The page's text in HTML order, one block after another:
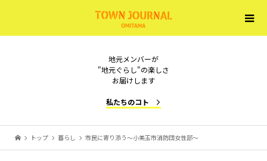
地元メンバーが
"地元ぐらし"の楽しさ
お届けします
私たちのコト
トップ 暮らし 市民に寄り添う～小美玉市消防団女性部～